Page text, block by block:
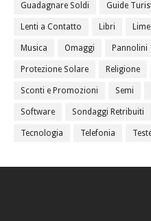
Guadagnare Soldi Guide
Lenti a Contatto Libri
Musica Omaggi Pannolini
Protezione Solare Religione
Sconti e Promozioni Semi
Software Sondaggi Retribuiti
Tecnologia Telefonia